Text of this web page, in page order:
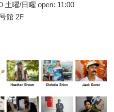
土曜/日曜 open: 11:00
館 2F